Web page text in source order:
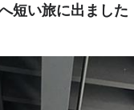
短い旅に出まし